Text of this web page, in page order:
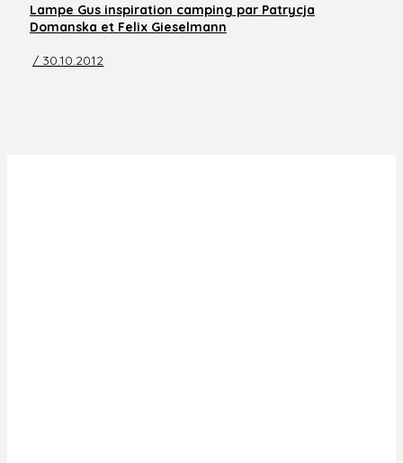
Lampe Gus inspiration camping par Patrycja
Domanska et Felix Gieselmann
/ 30.10.2012